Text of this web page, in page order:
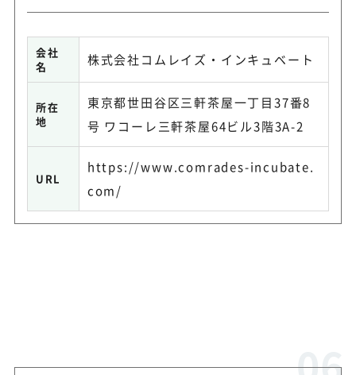
会社
名
株式会社コムレイズ・インキュベート
所在
地
東京都世田谷区三軒茶屋一丁目37番8
号 ワコーレ三軒茶屋64ビル3階3A-2
URL
https://www.comrades-incubate.
com/